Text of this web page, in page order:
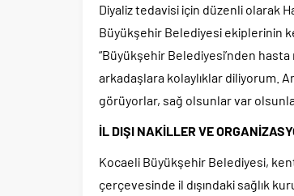
Diyaliz tedavisi için düzenli olarak
Büyükşehir Belediyesi ekiplerinin
“Büyükşehir Belediyesi’nden
arkadaşlara kolaylıklar diliyorum.
görüyorlar, sağ olsunlar var
İL DIŞI NAKİLLER VE
Kocaeli Büyükşehir Belediyesi,
çerçevesinde il dışındaki sağlık